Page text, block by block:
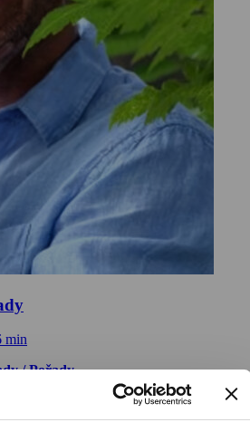
min
/ Pořady